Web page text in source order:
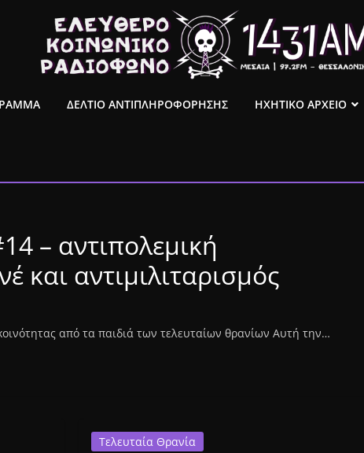
ΔΕΛΤΙΟ ΑΝΤΙΠΛΗΡΟΦΟΡΗΣΗΣ ΗΧΗΤΙΚΟ ΑΡΧΕΙΟ
– αντιπολεμική
και αντιμιλιταρισμός
από τα παιδιά των τελευταίων θρανίων Αυτή την…
Τελευταία Θρανία